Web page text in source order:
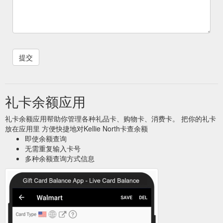
礼卡余额应用
礼卡余额应用帮助你管理各种礼品卡、购物卡、消费卡。 把你的礼卡
放在应用里 方便快捷地对Kellie North卡查余额
即使余额查询
无需重复输入卡号
多种余额查询方式信息